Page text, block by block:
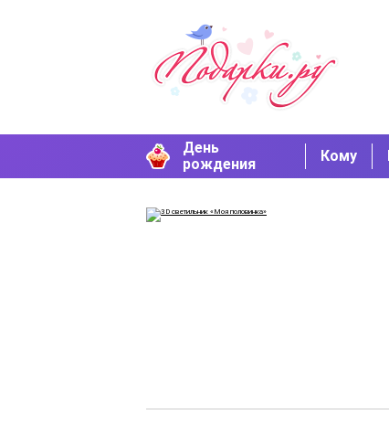
День
рождения
Кому